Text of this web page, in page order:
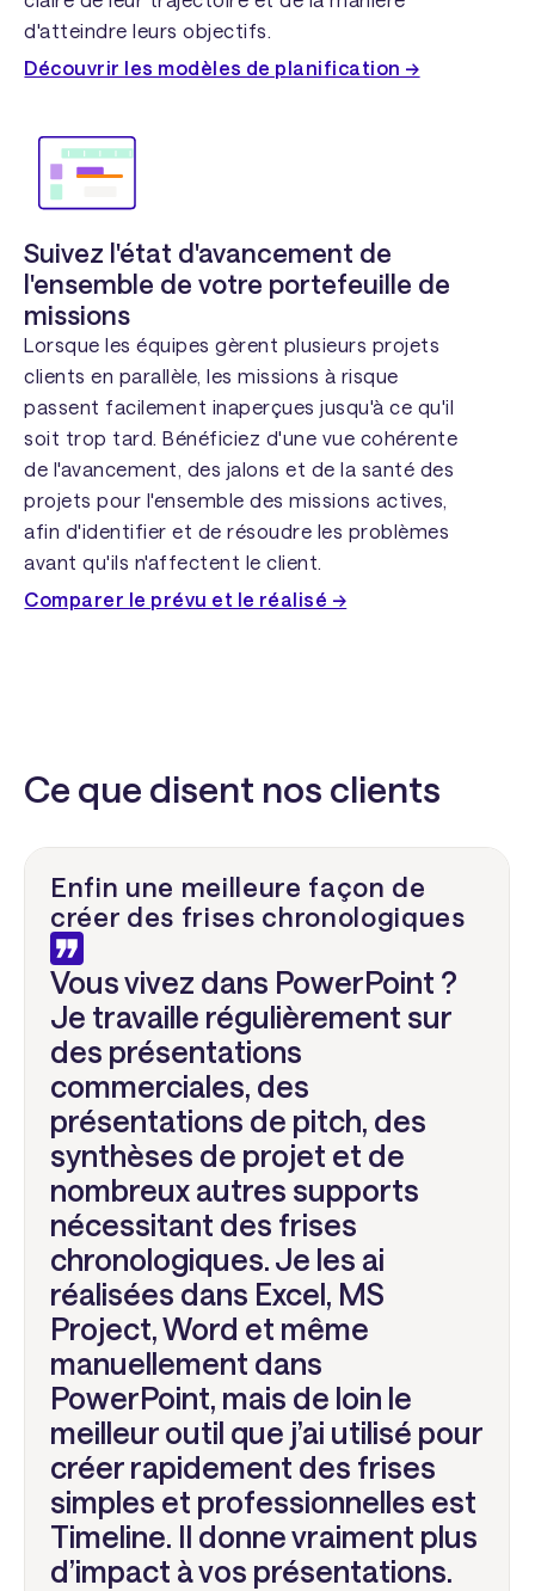
d'atteindre leurs objectifs.
Découvrir les modèles de planification →
Suivez l'état d'avancement de
l'ensemble de votre portefeuille de
missions
Lorsque les équipes gèrent plusieurs projets
clients en parallèle, les missions à risque
passent facilement inaperçues jusqu'à ce qu'il
soit trop tard. Bénéficiez d'une vue cohérente
de l'avancement, des jalons et de la santé des
projets pour l'ensemble des missions actives,
afin d'identifier et de résoudre les problèmes
avant qu'ils n'affectent le client.
Comparer le prévu et le réalisé →
Ce que disent nos clients
Enfin une meilleure façon de
créer des frises chronologiques
Vous vivez dans PowerPoint ?
Je travaille régulièrement sur
des présentations
commerciales, des
présentations de pitch, des
synthèses de projet et de
nombreux autres supports
nécessitant des frises
chronologiques. Je les ai
réalisées dans Excel, MS
Project, Word et même
manuellement dans
PowerPoint, mais de loin le
meilleur outil que j’ai utilisé pour
créer rapidement des frises
simples et professionnelles est
Timeline. Il donne vraiment plus
d’impact à vos présentations.